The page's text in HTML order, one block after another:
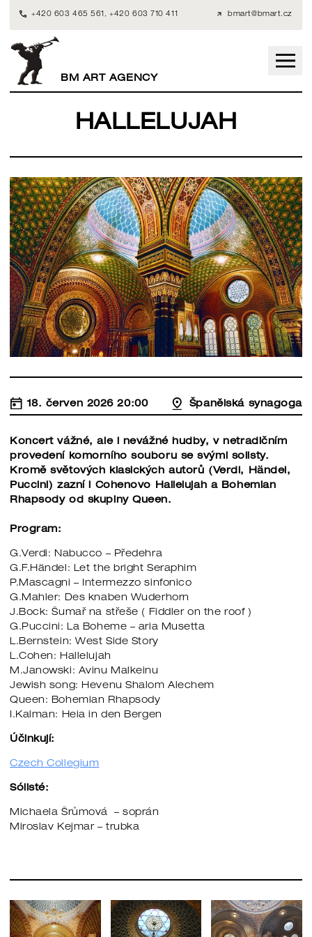
+420 603 465 561 , +420 603 710 411 bmart@bmart.cz
BM ART AGENCY
HALLELUJAH
18. červen 2026 20:00 Španělská synagoga
Koncert vážné, ale i nevážné hudby, v netradičním
provedení komorního souboru se svými solisty.
Kromě světových klasických autorů (Verdi, Händel,
Puccini) zazní i Cohenovo Hallelujah a Bohemian
Rhapsody od skupiny Queen.
Program:
G.Verdi: Nabucco – Předehra
G.F.Händel: Let the bright Seraphim
P.Mascagni – Intermezzo sinfonico
G.Mahler: Des knaben Wuderhorn
J.Bock: Šumař na střeše ( Fiddler on the roof )
G.Puccini: La Boheme – aria Musetta
L.Bernstein: West Side Story
L.Cohen: Hallelujah
M.Janowski: Avinu Malkeinu
Jewish song: Hevenu Shalom Alechem
Queen: Bohemian Rhapsody
I.Kalman: Heia in den Bergen
Účinkují:
Czech Collegium
Sólisté:
Michaela Šrůmová – soprán
Miroslav Kejmar – trubka